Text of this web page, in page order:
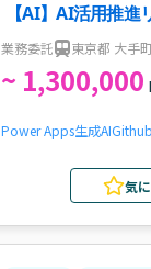
【AI】AI活用推
Platform）案件・
業務委託 東京都 大手
~ 1,300,000
Power Apps生成AI
気